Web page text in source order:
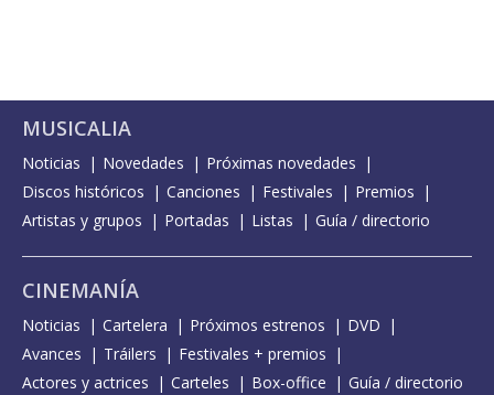
MUSICALIA
Noticias Novedades
Próximas novedades
Discos históricos
Canciones Festivales
Premios
Artistas y grupos
Portadas Listas Guía / directorio
CINEMANÍA
Noticias Cartelera Próximos estrenos
DVD
Avances
Tráilers
Festivales + premios
Actores y actrices
Carteles Box-office Guía / directorio